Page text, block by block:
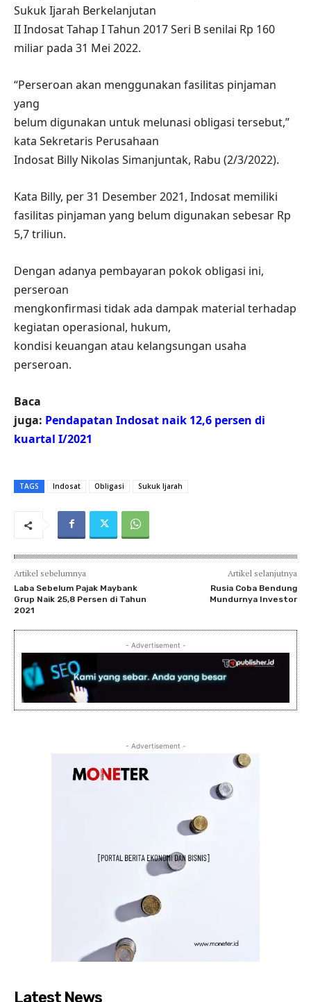
Sukuk Ijarah Berkelanjutan
II Indosat Tahap I Tahun 2017 Seri B senilai Rp 160
miliar pada 31 Mei 2022.
“Perseroan akan menggunakan fasilitas pinjaman
yang
belum digunakan untuk melunasi obligasi tersebut,”
kata Sekretaris Perusahaan
Indosat Billy Nikolas Simanjuntak, Rabu (2/3/2022).
Kata Billy, per 31 Desember 2021, Indosat memiliki
fasilitas pinjaman yang belum digunakan sebesar Rp
5,7 triliun.
Dengan adanya pembayaran pokok obligasi ini,
perseroan
mengkonfirmasi tidak ada dampak material terhadap
kegiatan operasional, hukum,
kondisi keuangan atau kelangsungan usaha
perseroan.
Baca
juga: Pendapatan Indosat naik 12,6 persen di
kuartal I/2021
TAGS Indosat Obligasi Sukuk Ijarah
Artikel sebelumnya
Laba Sebelum Pajak Maybank
Grup Naik 25,8 Persen di Tahun
2021
Artikel selanjutnya
Rusia Coba Bendung
Mundurnya Investor
- Advertisement -
- Advertisement -
Latest News